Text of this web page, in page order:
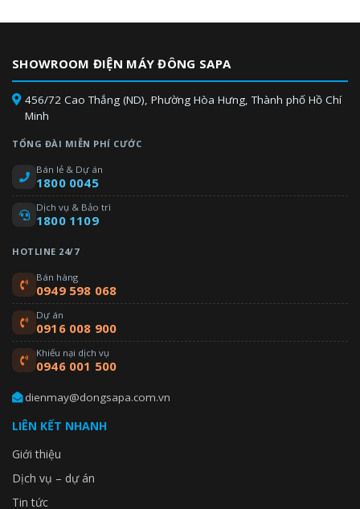
SHOWROOM ĐIỆN MÁY ĐÔNG SAPA
456/72 Cao Thắng (ND), Phường Hòa Hưng, Thành phố Hồ Chí
Minh
TỔNG ĐÀI MIỄN PHÍ CƯỚC
Bán lẻ & Dự án
1800 0045
Dịch vụ & Bảo trì
1800 1109
HOTLINE 24/7
Bán hàng
0949 598 068
Dự án
0916 008 900
Khiếu nại dịch vụ
0946 001 500
dienmay@dongsapa.com.vn
LIÊN KẾT NHANH
Giới thiệu
Dịch vụ – dự án
Tin tức